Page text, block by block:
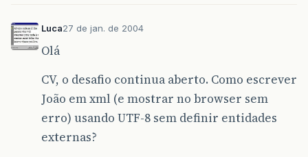
Luca27 de jan. de 2004
Olá
CV, o desafio continua aberto. Como escrever
João em xml (e mostrar no browser sem
erro) usando UTF-8 sem definir entidades
externas?